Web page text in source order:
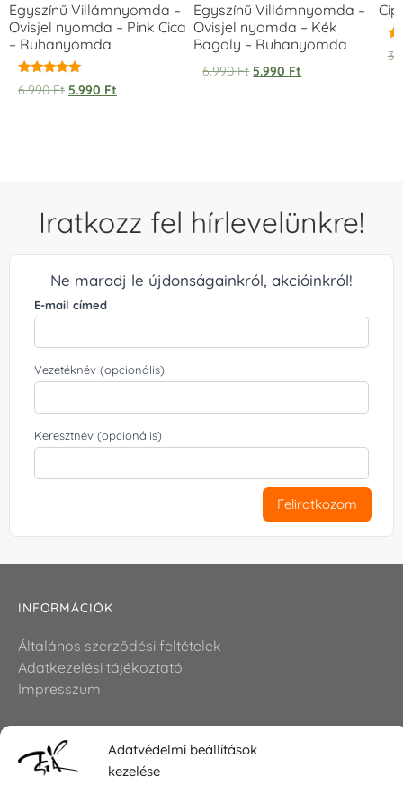
Adatvédelmi beállítások
kezelése
Egyszínű Villámnyomda –
Ovisjel nyomda – Pink Cica
– Ruhanyomda
Értékelés:
5.00
6.990Ft 5.990 Ft
Egyszínű Villámnyomda –
Ovisjel nyomda – Kék
Bagoly – Ruhanyomda
6.990Ft 5.990 Ft
Iratkozz fel hírlevelünkre!
Ne maradj le újdonságainkról, akcióinkról!
E-mail címed
Vezetéknév (opcionális)
Keresztnév (opcionális)
Feliratkozom
INFORMÁCIÓK
Általános szerződési feltételek
Adatkezelési tájékoztató
Impresszum
KAPCSOLAT